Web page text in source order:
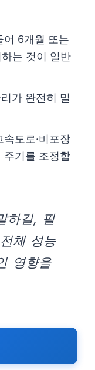
어 6개월 또는
는 것이 일반
가 완전히 밀
도로·비포장
주기를 조정합
하길, 필
체 성능
영향을